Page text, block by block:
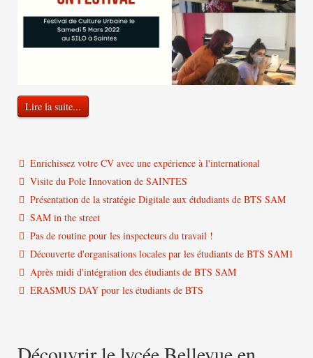
Lire la suite...
Enrichissez votre CV avec une expérience à l'international
Visite du Pole Innovation de SAINTES
Présentation de la stratégie Digitale aux étdudiants de BTS SAM
SAM in the street
Pas de routine pour les inspecteurs du travail !
Découverte d'organisations locales par les étudiants de BTS SAM1
Après midi d'intégration des étudiants de BTS SAM
ERASMUS DAY pour les étudiants de BTS